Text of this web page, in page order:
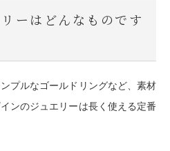
ーはどんなものです
プルなゴールドリングなど、素材
ンのジュエリーは長く使える定番